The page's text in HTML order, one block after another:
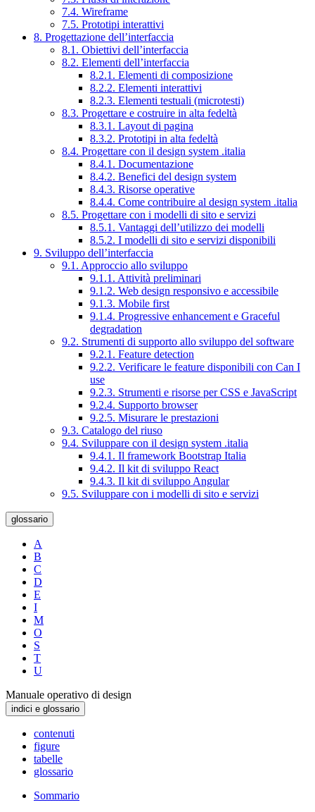
7.4. Wireframe
7.5. Prototipi interattivi
8. Progettazione dell’interfaccia
8.1. Obiettivi dell’interfaccia
8.2. Elementi dell’interfaccia
8.2.1. Elementi di composizione
8.2.2. Elementi interattivi
8.2.3. Elementi testuali (microtesti)
8.3. Progettare e costruire in alta fedeltà
8.3.1. Layout di pagina
8.3.2. Prototipi in alta fedeltà
8.4. Progettare con il design system .italia
8.4.1. Documentazione
8.4.2. Benefici del design system
8.4.3. Risorse operative
8.4.4. Come contribuire al design system .italia
8.5. Progettare con i modelli di sito e servizi
8.5.1. Vantaggi dell’utilizzo dei modelli
8.5.2. I modelli di sito e servizi disponibili
9. Sviluppo dell’interfaccia
9.1. Approccio allo sviluppo
9.1.1. Attività preliminari
9.1.2. Web design responsivo e accessibile
9.1.3. Mobile first
9.1.4. Progressive enhancement e Graceful
degradation
9.2. Strumenti di supporto allo sviluppo del software
9.2.1. Feature detection
9.2.2. Verificare le feature disponibili con Can I
use
9.2.3. Strumenti e risorse per CSS e JavaScript
9.2.4. Supporto browser
9.2.5. Misurare le prestazioni
9.3. Catalogo del riuso
9.4. Sviluppare con il design system .italia
9.4.1. Il framework Bootstrap Italia
9.4.2. Il kit di sviluppo React
9.4.3. Il kit di sviluppo Angular
9.5. Sviluppare con i modelli di sito e servizi
glossario
A
B
C
D
E
I
M
O
S
T
U
Manuale operativo di design
indici e glossario
contenuti
figure
tabelle
glossario
Sommario